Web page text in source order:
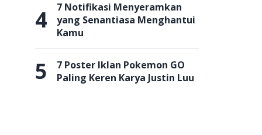
4
7 Notifikasi Menyeramkan
yang Senantiasa Menghantui
Kamu
5
7 Poster Iklan Pokemon GO
Paling Keren Karya Justin Luu